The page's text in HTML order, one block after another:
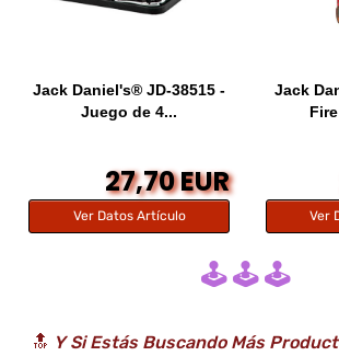
Jack Daniel's® JD-38515 -
Juego de 4...
27,70 EUR
Ver Datos Artículo
Jack
Ver
🕹️ 🕹️ 🕹️
🔝 Y Si Estás Buscando Más